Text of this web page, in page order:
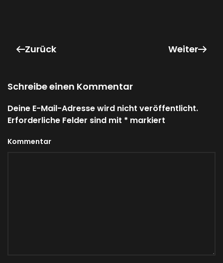
Zurück Weiter
Schreibe einen Kommentar
Deine E-Mail-Adresse wird nicht veröffentlicht.
Erforderliche Felder sind mit * markiert
Kommentar